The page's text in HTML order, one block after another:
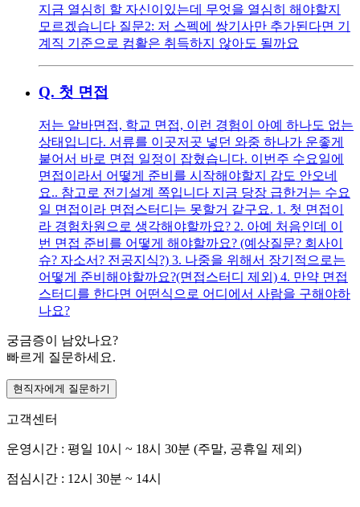
지금 열심히 할 자신이있는데 무엇을 열심히 해야할지
모르겠습니다 질문2: 저 스펙에 쌍기사만 추가된다면 기
계직 기준으로 컴활은 취득하지 않아도 될까요
Q. 첫 면접
저는 알바면접, 학교 면접, 이런 경험이 아예 하나도 없는
상태입니다. 서류를 이곳저곳 넣던 와중 하나가 운좋게
붙어서 바로 면접 일정이 잡혔습니다. 이번주 수요일에
면접이라서 어떻게 준비를 시작해야할지 감도 안오네
요.. 참고로 전기설계 쪽입니다 지금 당장 급한거는 수요
일 면접이라 면접스터디는 못할거 같구요. 1. 첫 면접이
라 경험차원으로 생각해야할까요? 2. 아예 처음인데 이
번 면접 준비를 어떻게 해야할까요? (예상질문? 회사이
슈? 자소서? 전공지식?) 3. 나중을 위해서 장기적으로는
어떻게 준비해야할까요?(면접스터디 제외) 4. 만약 면접
스터디를 한다면 어떤식으로 어디에서 사람을 구해야하
나요?
궁금증이 남았나요?
빠르게 질문하세요.
현직자에게 질문하기
고객센터
운영시간 : 평일 10시 ~ 18시 30분 (주말, 공휴일 제외)
점심시간 : 12시 30분 ~ 14시